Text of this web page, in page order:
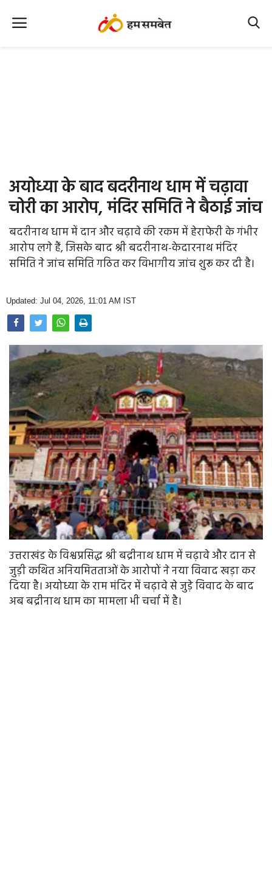
Office Office
Farm & Food
Health & Lifestyle
Home
अयोध्या के बाद बदरीनाथ धाम में चढ़ावा
चोरी का आरोप, मंदिर समिति ने बैठाई जांच
बदरीनाथ धाम में दान और चढ़ावे की रकम में हेराफेरी के गंभीर
आरोप लगे हैं, जिसके बाद श्री बदरीनाथ-केदारनाथ मंदिर
समिति ने जांच समिति गठित कर विभागीय जांच शुरू कर दी है।
Updated: Jul 04, 2026, 11:01 AM IST
उत्तराखंड के विश्वप्रसिद्ध श्री बद्रीनाथ धाम में चढ़ावे और दान से
जुड़ी कथित अनियमितताओं के आरोपों ने नया विवाद खड़ा कर
दिया है। अयोध्या के राम मंदिर में चढ़ावे से जुड़े विवाद के बाद
अब बद्रीनाथ धाम का मामला भी चर्चा में है।